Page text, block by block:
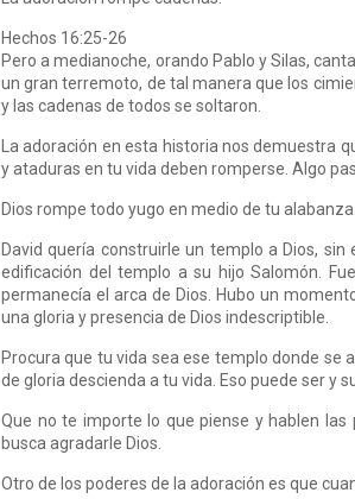
Hechos 16:25-26
Pero a medianoche, orando Pablo y Silas,
un gran terremoto, de tal manera que los
y las cadenas de todos se soltaron.
La adoración en esta historia nos demuestra
y ataduras en tu vida deben romperse. Algo
Dios rompe todo yugo en medio de tu alabanza.
David quería construirle un templo a Dios,
edificación del templo a su hijo Salomón.
permanecía el arca de Dios. Hubo un
una gloria y presencia de Dios indescriptible.
Procura que tu vida sea ese templo donde se
de gloria descienda a tu vida. Eso puede ser y
Que no te importe lo que piense y hablen las
busca agradarle Dios.
Otro de los poderes de la adoración es que